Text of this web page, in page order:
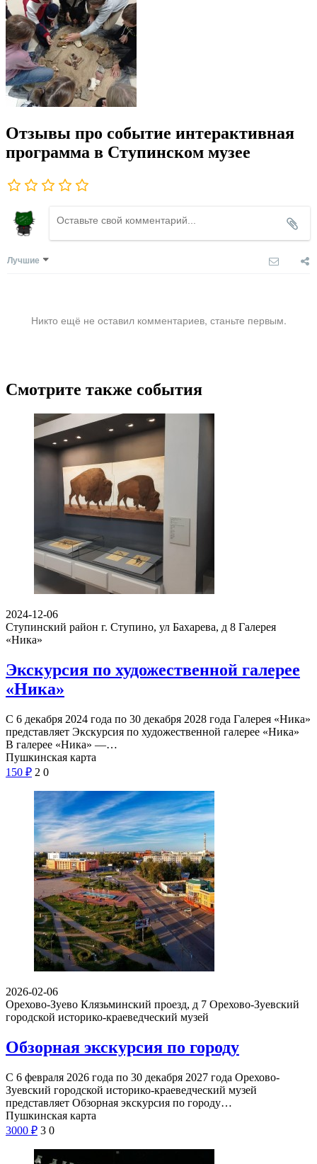
Отзывы про событие интерактивная
программа в Ступинском музее
Лучшие
Никто ещё не оставил комментариев, станьте первым.
Смотрите также события
2024-12-06
Ступинский район г. Ступино, ул Бахарева, д 8 Галерея
«Ника»
Экскурсия по художественной галерее
«Ника»
С 6 декабря 2024 года по 30 декабря 2028 года Галерея «Ника»
представляет Экскурсия по художественной галерее «Ника»
В галерее «Ника» —…
Пушкинская карта
150 ₽ 2 0
2026-02-06
Орехово-Зуево Клязьминский проезд, д 7 Орехово-Зуевский
городской историко-краеведческий музей
Обзорная экскурсия по городу
С 6 февраля 2026 года по 30 декабря 2027 года Орехово-
Зуевский городской историко-краеведческий музей
представляет Обзорная экскурсия по городу…
Пушкинская карта
3000 ₽ 3 0